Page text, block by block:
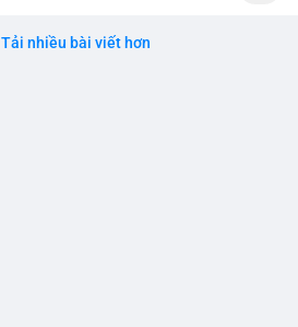
Tải nhiều bài viết hơn